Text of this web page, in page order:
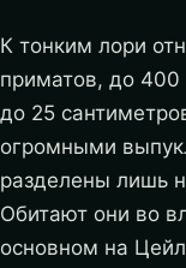
К тонким лори
приматов, до
до 25
огромными
разделены лишь
Обитают они во
основном на